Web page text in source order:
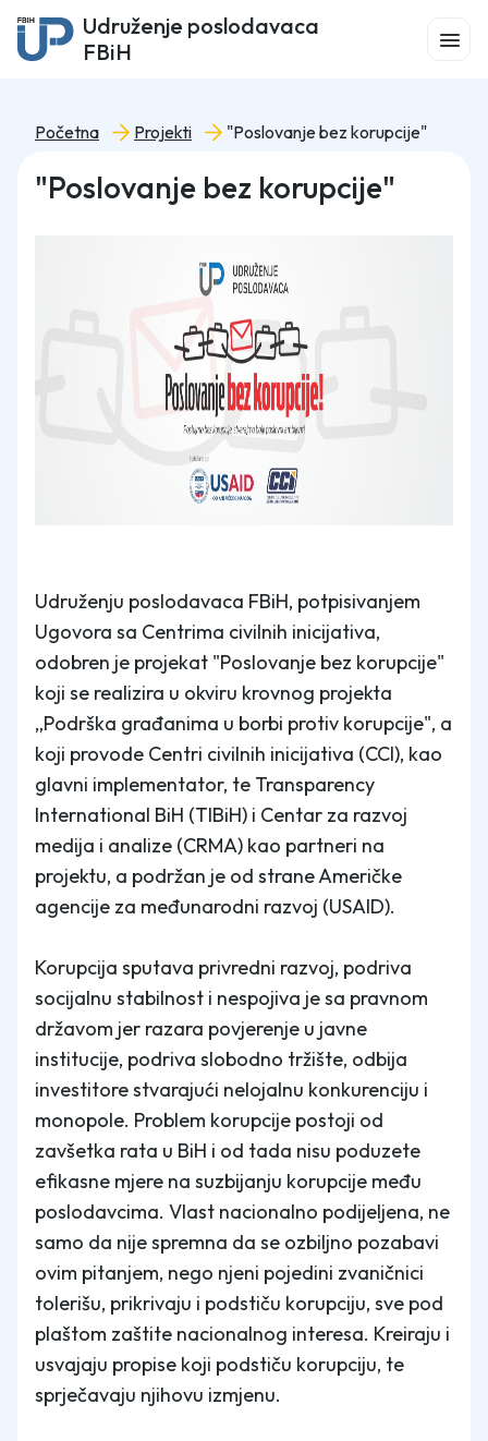
Udruženje poslodavaca
FBiH
Početna Projekti "Poslovanje bez korupcije"
"Poslovanje bez korupcije"
Udruženju poslodavaca FBiH, potpisivanjem
Ugovora sa Centrima civilnih inicijativa,
odobren je projekat "Poslovanje bez korupcije"
koji se realizira u okviru krovnog projekta
„Podrška građanima u borbi protiv korupcije", a
koji provode Centri civilnih inicijativa (CCI), kao
glavni implementator, te Transparency
International BiH (TIBiH) i Centar za razvoj
medija i analize (CRMA) kao partneri na
projektu, a podržan je od strane Američke
agencije za međunarodni razvoj (USAID).
Korupcija sputava privredni razvoj, podriva
socijalnu stabilnost i nespojiva je sa pravnom
državom jer razara povjerenje u javne
institucije, podriva slobodno tržište, odbija
investitore stvarajući nelojalnu konkurenciju i
monopole. Problem korupcije postoji od
zavšetka rata u BiH i od tada nisu poduzete
efikasne mjere na suzbijanju korupcije među
poslodavcima. Vlast nacionalno podijeljena, ne
samo da nije spremna da se ozbiljno pozabavi
ovim pitanjem, nego njeni pojedini zvaničnici
tolerišu, prikrivaju i podstiču korupciju, sve pod
plaštom zaštite nacionalnog interesa. Kreiraju i
usvajaju propise koji podstiču korupciju, te
sprječavaju njihovu izmjenu.